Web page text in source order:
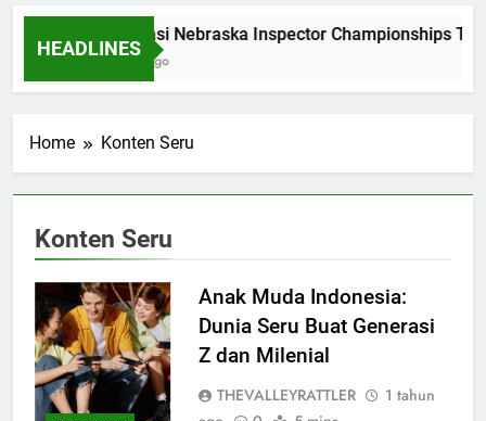
HEADLINES
Dominasi Nebraska Inspector Championships
2 Bulan Ago
Home Konten Seru
Konten Seru
Anak Muda Indonesia:
Dunia Seru Buat Generasi
Z dan Milenial
THEVALLEYRATTLER
1 tahun